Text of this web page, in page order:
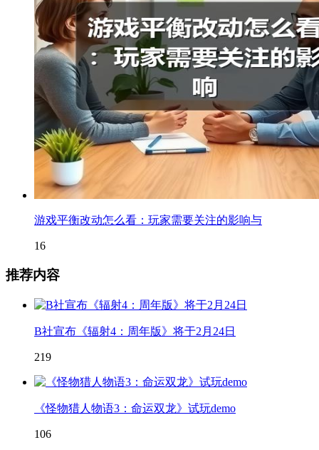
游戏平衡改动怎么看：玩家需要关注的影响与
16
推荐内容
B社宣布《辐射4：周年版》将于2月24日
219
《怪物猎人物语3：命运双龙》试玩demo
106